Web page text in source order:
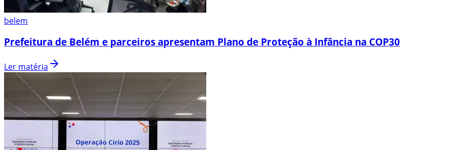
belem
Prefeitura de Belém e parceiros apresentam Plano de Proteção à Infância na COP30
Ler matéria